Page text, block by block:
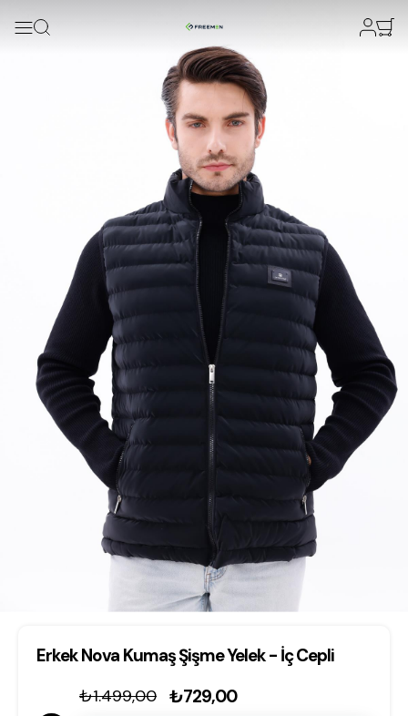
Erkek Nova Kumaş Şişme Yelek - İç Cepli
₺1.499,00 ₺729,00